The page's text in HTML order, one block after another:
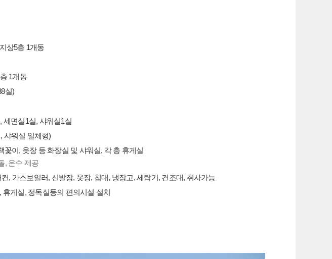
상5층 1개동
1개동
실)
세면실1실, 샤워실1실
샤워실 일체형)
꽃이, 옷장 등 화장실 및 샤워실, 각 층 휴게실
, 온수 제공
, 가스보일러, 신발장, 옷장, 침대, 냉장고, 세탁기, 건조대, 취사가능
게실, 정독실등의 편의시설 설치